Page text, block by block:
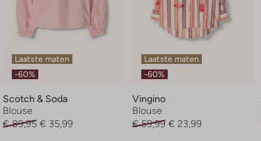
Laatste maten
-60%
Scotch & Soda
Blouse
€ 89,95 € 35,99
Laatste maten
-60%
Vingino
Blouse
€ 59,99 € 23,99